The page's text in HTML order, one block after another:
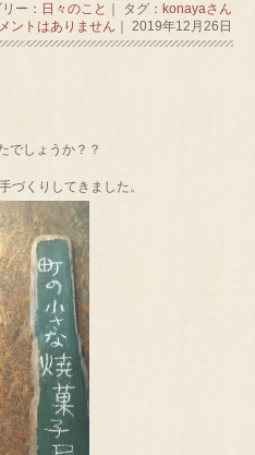
ー： 日々のこと ｜ タグ： konayaさん
ントはありません ｜ 2019年12月26日
でしょうか？？
づくりしてきました。